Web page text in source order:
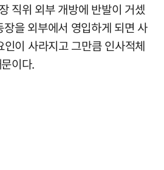
직위 외부 개방에 반발이 거셌
을 외부에서 영입하게 되면 사
이 사라지고 그만큼 인사적체
이다.